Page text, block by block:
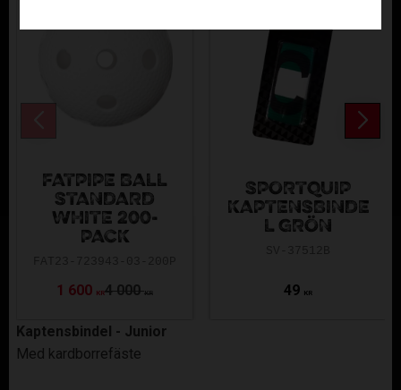
FATPIPE BALL
STANDARD
WHITE 200-
PACK
1 600 KR4 000 KR
SPORTQUIP
KAPTENSBINDE
L GRÖN
49 KR
Kaptensbindel - Junior
Med kardborrefäste